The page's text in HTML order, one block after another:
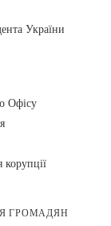
України
Офісу
корупції
ГРОМАДЯН